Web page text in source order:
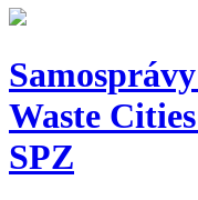
Waste
SPZ